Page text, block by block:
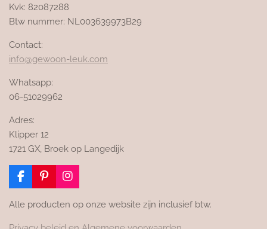
Kvk: 82087288
Btw nummer: NL003639973B29
Contact:
info@gewoon-leuk.com
Whatsapp:
06-51029962
Adres:
Klipper 12
1721 GX, Broek op Langedijk
F
a
c
b
P
i
n
e
I
n
s
a
Alle producten op onze website zijn inclusief btw.